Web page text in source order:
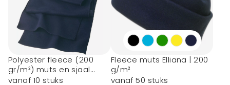
Polyester fleece (200
gr/m²) muts en sjaal
Russo
vanaf 10 stuks
Fleece muts Elliana | 200
g/m²
vanaf 50 stuks